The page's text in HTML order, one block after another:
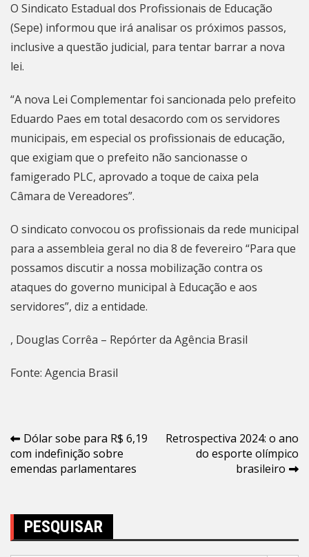
O Sindicato Estadual dos Profissionais de Educação
(Sepe) informou que irá analisar os próximos passos,
inclusive a questão judicial, para tentar barrar a nova
lei.
“A nova Lei Complementar foi sancionada pelo prefeito
Eduardo Paes em total desacordo com os servidores
municipais, em especial os profissionais de educação,
que exigiam que o prefeito não sancionasse o
famigerado PLC, aprovado a toque de caixa pela
Câmara de Vereadores”.
O sindicato convocou os profissionais da rede municipal
para a assembleia geral no dia 8 de fevereiro “Para que
possamos discutir a nossa mobilização contra os
ataques do governo municipal à Educação e aos
servidores”, diz a entidade.
, Douglas Corrêa – Repórter da Agência Brasil
Fonte: Agencia Brasil
Navegação
de
Dólar sobe para R$ 6,19
com indefinição sobre
emendas parlamentares
Retrospectiva 2024: o ano
do esporte olímpico
brasileiro
PESQUISAR